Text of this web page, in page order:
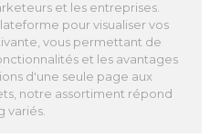
et les entreprises.
pour visualiser vos
vous permettant de
et les avantages
d'une seule page aux
notre assortiment répond
variés.